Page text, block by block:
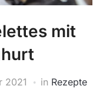
mit
2021 in Rezepte